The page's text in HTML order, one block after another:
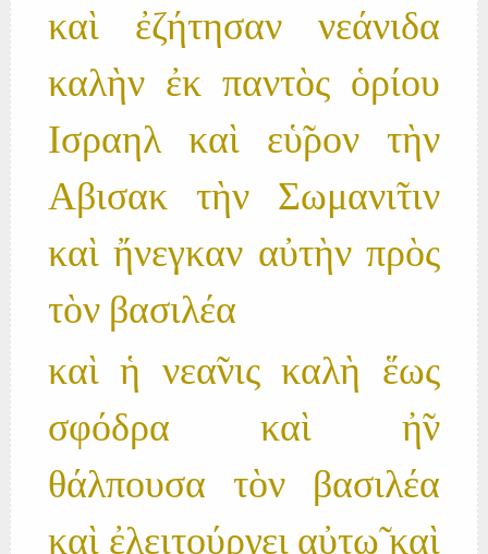
καὶ ἐζήτησαν νεάνιδα
καλὴν ἐκ παντὸς ὁρίου
Ισραηλ καὶ εὑ̃ρον τὴν
Αβισακ τὴν Σωμανι̃τιν
καὶ ἤνεγκαν αὐτὴν πρὸς
τὸν βασιλέα
καὶ ἡ νεα̃νις καλὴ ἕως
σφόδρα καὶ ἠ̃ν
θάλπουσα τὸν βασιλέα